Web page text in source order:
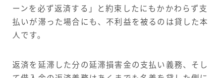
ーンを必ず返済する」と約束したにもかかわらず支
払いが滞った場合にも、不利益を被るのは貸した本
人です。
返済を延滞した分の延滞損害金の支払い義務、そし